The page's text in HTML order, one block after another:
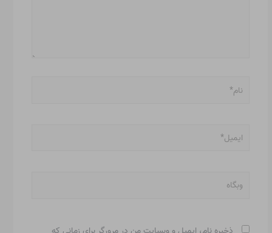
وبگاه
ذخیره نام، ایمیل و وبسایت من در مرورگر برای زمانی که